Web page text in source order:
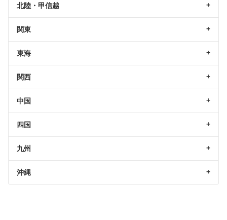
北陸・甲信越
関東
東海
関西
中国
四国
九州
沖縄